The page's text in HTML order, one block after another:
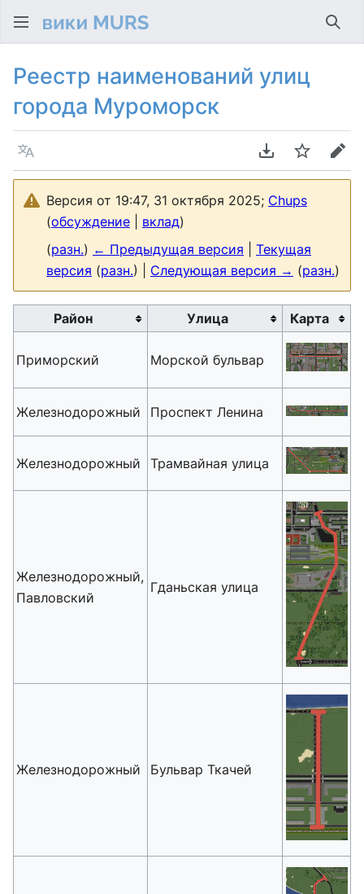
Реестр наименований улиц
города Муроморск
Язык Скачать PDF
Следить
Версия от 19:47, 31 октября 2025; Chups
(обсуждение вклад)
(разн.) ← Предыдущая версия
Текущая
версия (разн.) | Следующая версия → (разн.)
Район Улица Карта
Приморский Морской бульвар
Железнодорожный Проспект Ленина
Железнодорожный Трамвайная улица
Железнодорожный,
Павловский
Гданьская улица
Железнодорожный Бульвар Ткачей